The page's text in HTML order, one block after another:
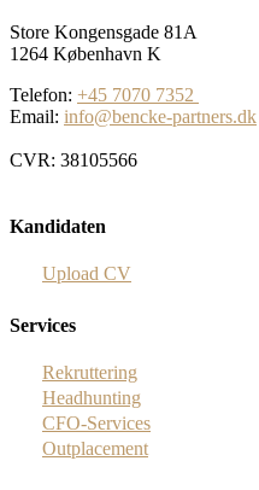
Store Kongensgade 81A
1264 København K
Telefon: +45 7070 7352
Email: info@bencke-partners.dk
CVR: 38105566
Kandidaten
Upload CV
Services
Rekruttering
Headhunting
CFO-Services
Outplacement